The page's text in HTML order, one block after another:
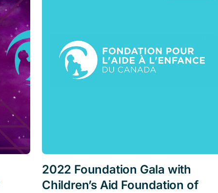
2022 Foundation Gala with
Children’s Aid Foundation of